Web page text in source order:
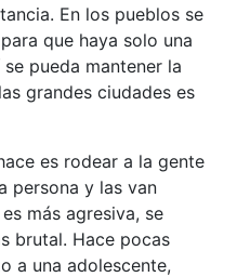
En los pueblos se
que haya solo una
pueda mantener la
grandes ciudades es
es rodear a la gente
persona y las van
más agresiva, se
brutal. Hace pocas
a una adolescente,